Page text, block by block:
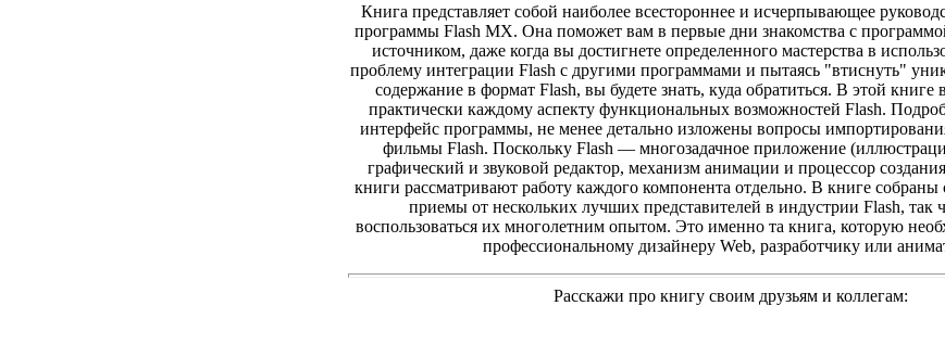
Книга представляет собой наиболее всестороннее и исчерпывающее
программы Flash MX. Она поможет вам в первые дни знакомства с
источником, даже когда вы достигнете определенного мастерства в
проблему интеграции Flash с другими программами и пытаясь "втиснуть"
содержание в формат Flash, вы будете знать, куда обратиться. В этой книге
практически каждому аспекту функциональных возможностей Flash.
интерфейс программы, не менее детально изложены вопросы
фильмы Flash. Поскольку Flash — многозадачное приложение
графический и звуковой редактор, механизм анимации и процессор
книги рассматривают работу каждого компонента отдельно. В книге собраны
приемы от нескольких лучших представителей в индустрии Flash, так
воспользоваться их многолетним опытом. Это именно та книга, которую
профессиональному дизайнеру Web, разработчику или
Расскажи про книгу своим друзьям и коллегам: